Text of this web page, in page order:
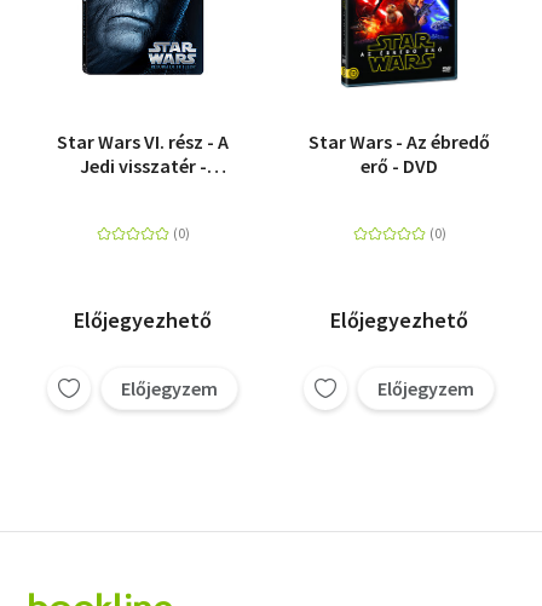
Star Wars VI. rész - A
Jedi visszatér -
Előjegyezhető
Előjegyzem
Star Wars - Az ébredő
erő - DVD
Előjegyezhető
Előjegyzem